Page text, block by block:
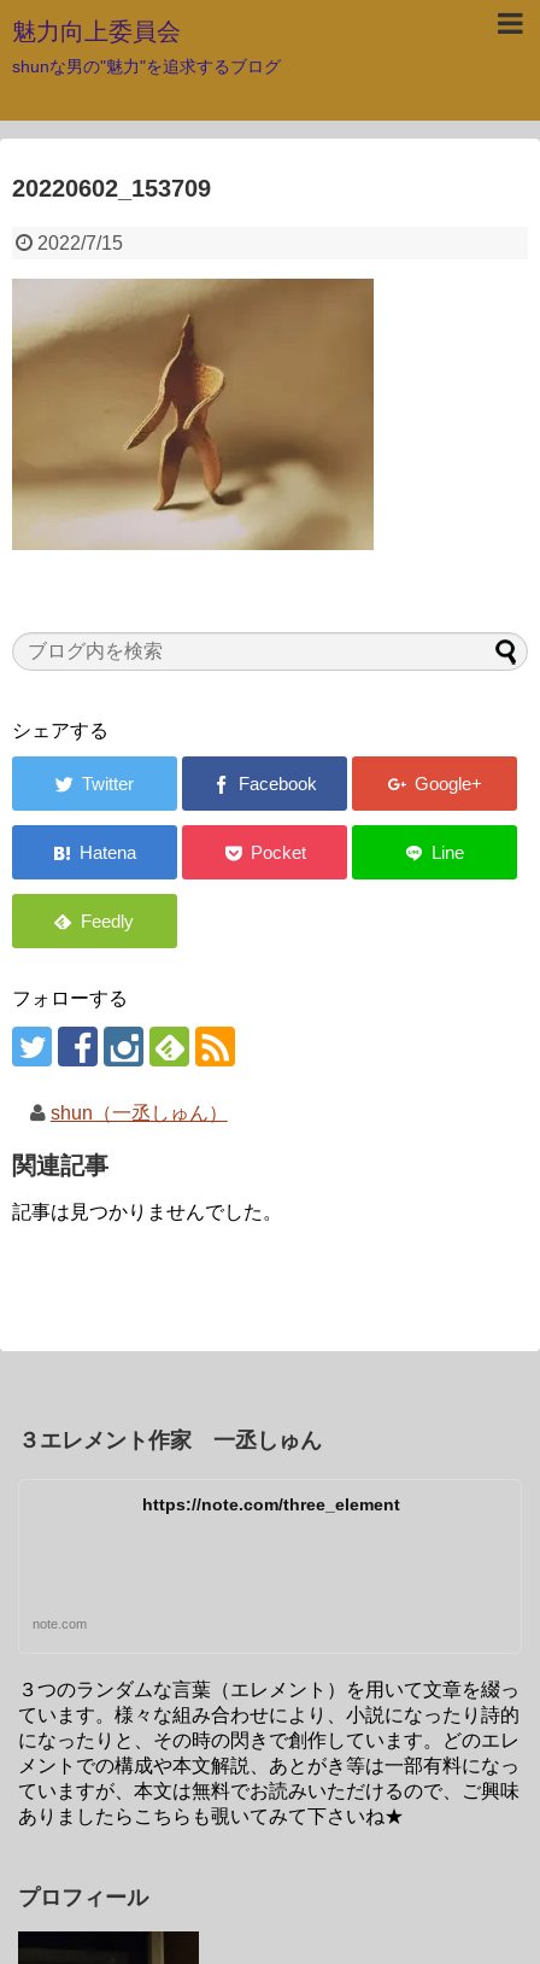
魅力向上委員会
shunな男の"魅力"を追求するブログ
20220602_153709
2022/7/15
シェアする
フォローする
shun（一丞しゅん）
関連記事
記事は見つかりませんでした。
３エレメント作家 一丞しゅん
https://note.com/three_element
note.com
３つのランダムな言葉（エレメント）を用いて文章を綴っ
ています。様々な組み合わせにより、小説になったり詩的
になったりと、その時の閃きで創作しています。どのエレ
メントでの構成や本文解説、あとがき等は一部有料になっ
ていますが、本文は無料でお読みいただけるので、ご興味
ありましたらこちらも覗いてみて下さいね★
プロフィール